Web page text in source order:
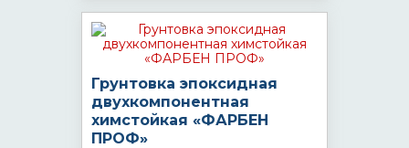
Грунтовка эпоксидная
двухкомпонентная
химстойкая «ФАРБЕН
ПРОФ»